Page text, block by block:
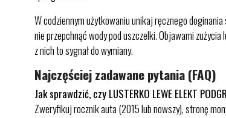
W codziennym użytkowaniu unikaj ręcznego
nie przepchnąć wody pod uszczelki. Objawami
z nich to sygnał do wymiany.
Najczęściej zadawane pytania (FAQ)
Jak sprawdzić, czy LUSTERKO LEWE ELEKT
Zweryfikuj rocznik auta (2015 lub nowszy), stronę